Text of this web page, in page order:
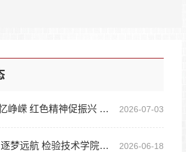
情系老兵忆峥嵘 红色精神促振兴 信阳职业技术学院驻大围村工作队开展庆“七一”主题党日系列活动 2026-07-03
不负青春 逐梦远航 检验技术学院圆满举办2026届毕业典礼 2026-06-18